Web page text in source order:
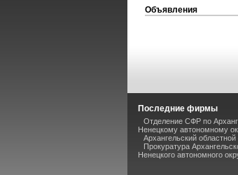
Объявления
Последние фирмы
Отделение СФР по
Ненецкому автономному
Архангельский областной
Прокуратура
Ненецкого автономного